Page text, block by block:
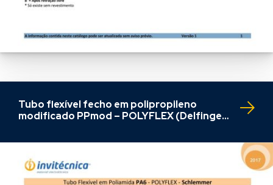
Tubo flexível fecho em polipropileno
modificado PPmod – POLYFLEX (Delfingen